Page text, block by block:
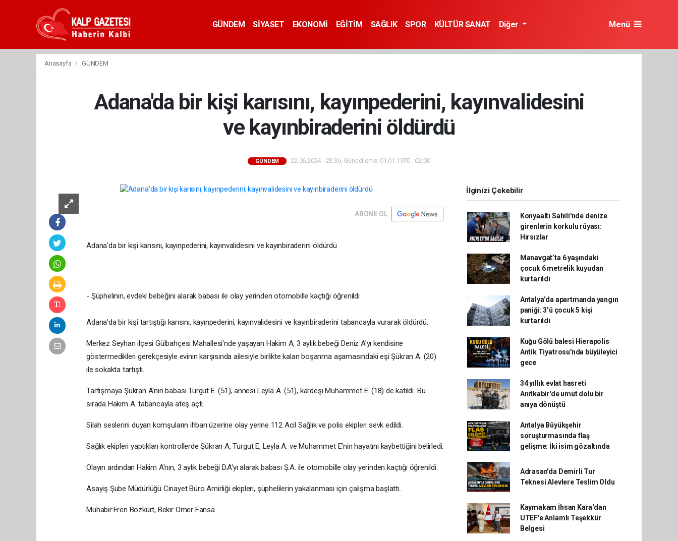
GÜNDEM SİYASET EKONOMİ EĞİTİM SAĞLIK SPOR KÜLTÜR SANAT Diğer Menü
Anasayfa GÜNDEM
Adana'da bir kişi karısını, kayınpederini, kayınvalidesini
ve kayınbiraderini öldürdü
GÜNDEM 22.06.2024 - 23:36, Güncelleme: 01.01.1970 - 02:00
ABONE OL
Adana'da bir kişi karısını, kayınpederini, kayınvalidesini ve kayınbiraderini öldürdü
- Şüphelinin, evdeki bebeğini alarak babası ile olay yerinden otomobille kaçtığı öğrenildi
Adana'da bir kişi tartıştığı karısını, kayınpederini, kayınvalidesini ve kayınbiraderini tabancayla vurarak öldürdü.
Merkez Seyhan ilçesi Gülbahçesi Mahallesi'nde yaşayan Hakim A, 3 aylık bebeği Deniz A'yı kendisine
göstermedikleri gerekçesiyle evinin karşısında ailesiyle birlikte kalan boşanma aşamasındaki eşi Şükran A. (20)
ile sokakta tartıştı.
Tartışmaya Şükran A'nın babası Turgut E. (51), annesi Leyla A. (51), kardeşi Muhammet E. (18) de katıldı. Bu
sırada Hakim A. tabancayla ateş açtı.
Silah seslerini duyan komşuların ihbarı üzerine olay yerine 112 Acil Sağlık ve polis ekipleri sevk edildi.
Sağlık ekipleri yaptıkları kontrollerde Şükran A, Turgut E, Leyla A. ve Muhammet E'nin hayatını kaybettiğini belirledi.
Olayın ardından Hakim A'nın, 3 aylık bebeği D.A'yı alarak babası Ş.A. ile otomobille olay yerinden kaçtığı öğrenildi.
Asayiş Şube Müdürlüğü Cinayet Büro Amirliği ekipleri, şüphelilerin yakalanması için çalışma başlattı.
Muhabir:Eren Bozkurt, Bekir Ömer Fansa
İlginizi Çekebilir
Konyaaltı Sahili'nde denize
girenlerin korkulu rüyası:
Hırsızlar
Manavgat’ta 6 yaşındaki
çocuk 6 metrelik kuyudan
kurtarıldı
Antalya’da apartmanda yangın
paniği: 3’ü çocuk 5 kişi
kurtarıldı
Kuğu Gölü balesi Hierapolis
Antik Tiyatrosu'nda büyüleyici
gece
34 yıllık evlat hasreti
Anıtkabir'de umut dolu bir
anıya dönüştü
Antalya Büyükşehir
soruşturmasında flaş
gelişme: İki isim gözaltında
Adrasan'da Demirli Tur
Teknesi Alevlere Teslim Oldu
Kaymakam İhsan Kara'dan
UTEF'e Anlamlı Teşekkür
Belgesi